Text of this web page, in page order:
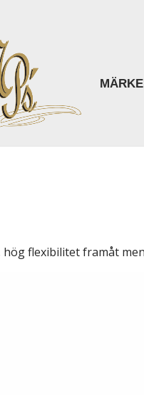
flexibilitet framåt